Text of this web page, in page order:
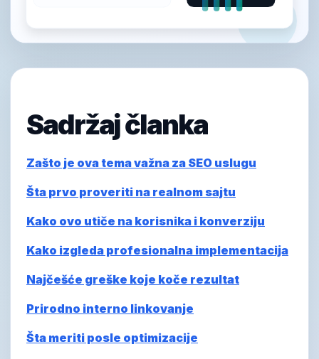
Sadržaj članka
Zašto je ova tema važna za SEO uslugu
Šta prvo proveriti na realnom sajtu
Kako ovo utiče na korisnika i konverziju
Kako izgleda profesionalna implementacija
Najčešće greške koje koče rezultat
Prirodno interno linkovanje
Šta meriti posle optimizacije